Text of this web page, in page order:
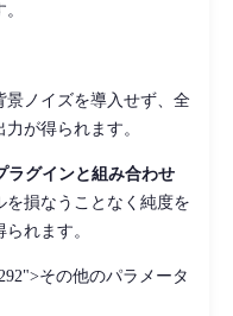
景ノイズを導入せず、全
が得られます。
ラグインと組み合わせ
を損なうことなく純度を
れます。
その他のパラメータ